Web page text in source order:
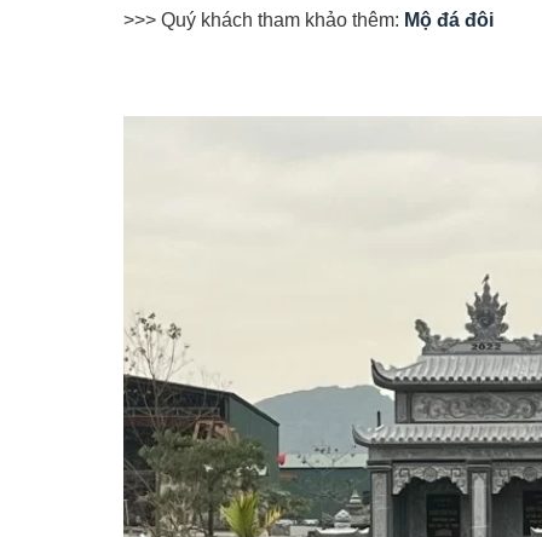
>>> Quý khách tham khảo thêm: Mộ đá đôi